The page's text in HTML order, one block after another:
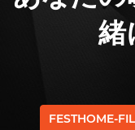
緒
FESTHOME-